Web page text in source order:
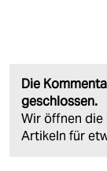
Die
geschlossen.
Wir öffnen
Artikeln für